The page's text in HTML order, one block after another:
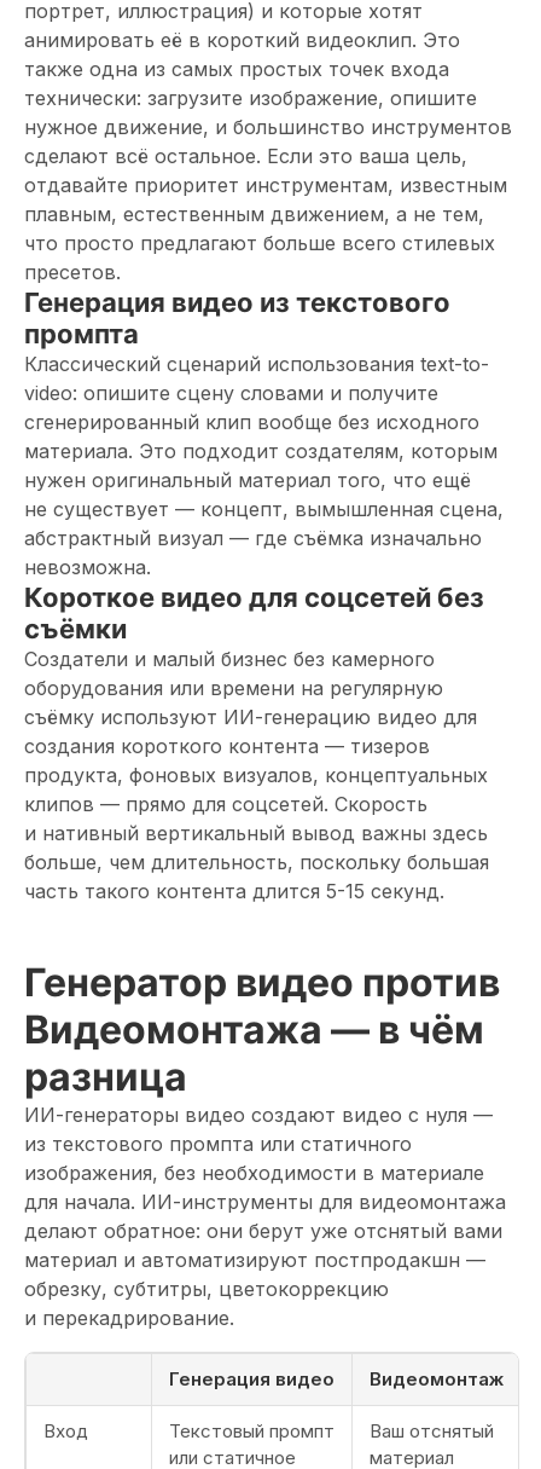
портрет, иллюстрация) и которые хотят
анимировать её в короткий видеоклип. Это
также одна из самых простых точек входа
технически: загрузите изображение, опишите
нужное движение, и большинство инструментов
сделают всё остальное. Если это ваша цель,
отдавайте приоритет инструментам, известным
плавным, естественным движением, а не тем,
что просто предлагают больше всего стилевых
пресетов.
Генерация видео из текстового
промпта
Классический сценарий использования text-to-
video: опишите сцену словами и получите
сгенерированный клип вообще без исходного
материала. Это подходит создателям, которым
нужен оригинальный материал того, что ещё
не существует — концепт, вымышленная сцена,
абстрактный визуал — где съёмка изначально
невозможна.
Короткое видео для соцсетей без
съёмки
Создатели и малый бизнес без камерного
оборудования или времени на регулярную
съёмку используют ИИ-генерацию видео для
создания короткого контента — тизеров
продукта, фоновых визуалов, концептуальных
клипов — прямо для соцсетей. Скорость
и нативный вертикальный вывод важны здесь
больше, чем длительность, поскольку большая
часть такого контента длится 5-15 секунд.
Генератор видео против
Видеомонтажа — в чём
разница
ИИ-генераторы видео создают видео с нуля —
из текстового промпта или статичного
изображения, без необходимости в материале
для начала. ИИ-инструменты для видеомонтажа
делают обратное: они берут уже отснятый вами
материал и автоматизируют постпродакшн —
обрезку, субтитры, цветокоррекцию
и перекадрирование.
Генерация видео Видеомонтаж
Вход
Текстовый промпт
или статичное
Ваш отснятый
материал